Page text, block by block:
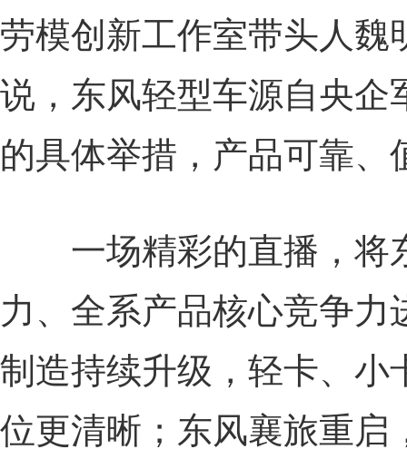
劳模创新工作室带头人魏
说，东风轻型车源自央企
的具体举措，产品可靠、
一场精彩的直播，将
力、全系产品核心竞争
制造持续升级，轻卡、小
位更清晰；东风襄旅重启